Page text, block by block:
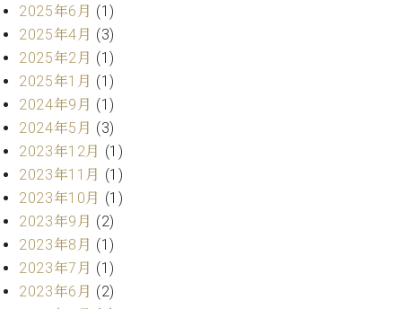
C.
ヒ
シ
ュ
タ
イ
ン
レ
ジ
デ
ン
ス
ア
ル・
スタ
ジオ
空き
状況
動
画
収
録
サ
ビ
ス
音
楽
2025年6月 (1)
2025年4月 (3)
2025年2月 (1)
2025年1月 (1)
2024年9月 (1)
2024年5月 (3)
2023年12月 (1)
2023年11月 (1)
2023年10月 (1)
2023年9月 (2)
2023年8月 (1)
2023年7月 (1)
2023年6月 (2)